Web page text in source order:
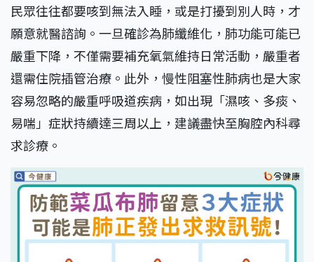
民眾往往都要咳到無法入睡，或是打擾到別人時，才
願意就醫諮詢。一旦確診為肺纖維化，肺功能可能已
嚴重下降，不僅需要補充氧氣維持日常活動，嚴重者
還需住院插管治療。此外，慢性阻塞性肺病也是大家
容易忽略的嚴重呼吸道疾病，如出現「濕咳、多痰、
易喘」症狀持續達三周以上，建議盡快至胸腔內科尋
求診療。